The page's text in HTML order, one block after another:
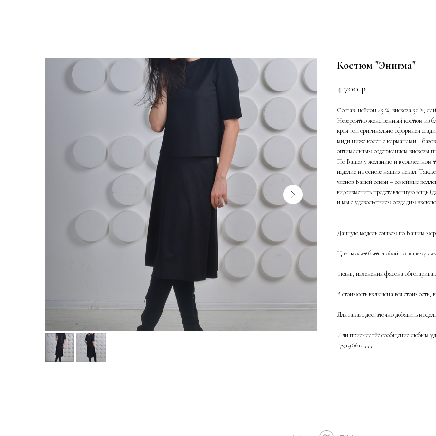
Костюм "Энигма"
4 700 р.
Состав: нейлон 45 %, вискоза 50 %,
Невероятно женственный костюм из
кроя топ оригинально оформлен
миди ниже колен с карманами –
оптимальным содержанием вискозы
По Вашему желанию и в совместном
изделие на основе наших лекал.
членов Вашей семьи – семейные
видоизменить представленную вещь
и мы с удовольствием создадим
Данную модель сошьем по Вашим
Цвет может быть любой по вашему
Ткань, изменения фасона
В стоимость включена вся стоимость,
Для заказа достаточно добавить
Или присылатйе сообщение любым
+79196610555